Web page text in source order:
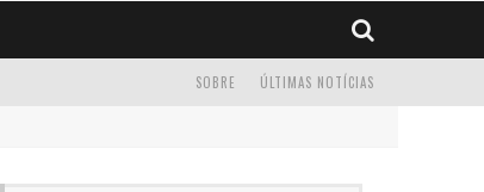
ÚLTIMAS NOTÍCIAS
SOBRE